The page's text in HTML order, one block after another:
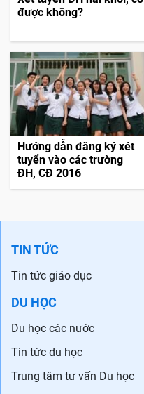
được không?
Hướng dẫn đăng ký xét
tuyển vào các trường
ĐH, CĐ 2016
TIN TỨC
Tin tức giáo dục
DU HỌC
Du học các nước
Tin tức du học
Trung tâm tư vấn Du học